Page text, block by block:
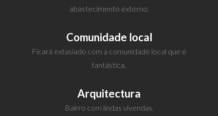
abastecimento externo.
Comunidade local
Ficará extasiado com a comunidade local que é
fantástica.
Arquitectura
Bairro com lindas vivendas.